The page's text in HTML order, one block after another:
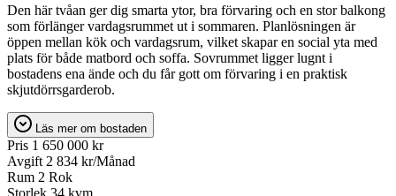
Den här tvåan ger dig smarta ytor, bra förvaring och en stor balkong
som förlänger vardagsrummet ut i sommaren. Planlösningen är
öppen mellan kök och vardagsrum, vilket skapar en social yta med
plats för både matbord och soffa. Sovrummet ligger lugnt i
bostadens ena ände och du får gott om förvaring i en praktisk
skjutdörrsgarderob.
Läs mer om bostaden
Pris 1 650 000 kr
Avgift 2 834 kr/Månad
Rum 2 Rok
Storlek 34 kvm